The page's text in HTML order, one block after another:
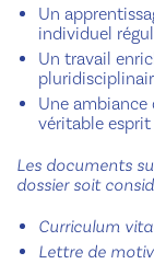
Un
individuel
Un travail
Une
véritable esprit
Les documents
dossier soit
Curriculum
Lettre de